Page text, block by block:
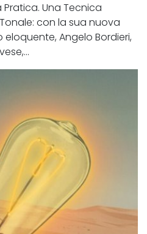
Una Tecnica
con la sua nuova
Angelo Bordieri,